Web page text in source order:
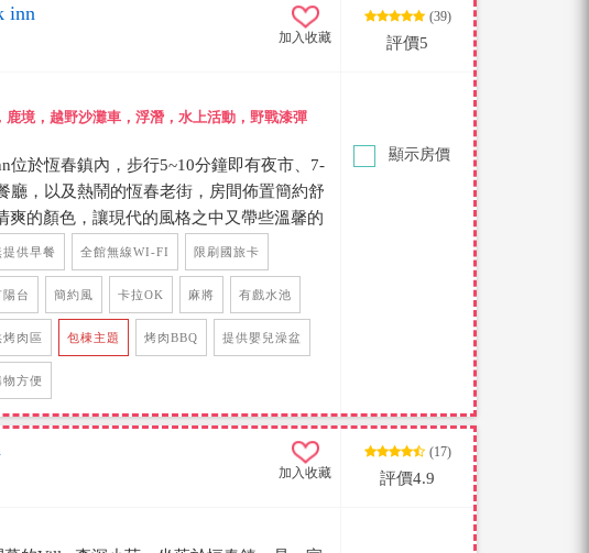
inn
加入收藏
(39)
評價5
鹿境，越野沙灘車，浮潛，水上活動，野戰漆彈
位於恆春鎮內，步行5~10分鐘即有夜市、7-
廳，以及熱鬧的恆春老街，房間佈置簡約舒
爽的顏色，讓現代的風格之中又帶些溫馨的
時能有如家一般的溫暖感，並採用了乾濕分
言是一間十分舒適的包棟民宿，還有提供
充氣戲水池、遊戲機ps5、烤肉設備，是一
選擇哦！
提供早餐 全館無線WI-FI 限刷國旅卡
陽台 簡約風 卡拉OK 麻將 有戲水池
烤肉區 包棟主題 烤肉BBQ 提供嬰兒澡盆
物方便
顯示房價
加入收藏
(17)
評價4.9